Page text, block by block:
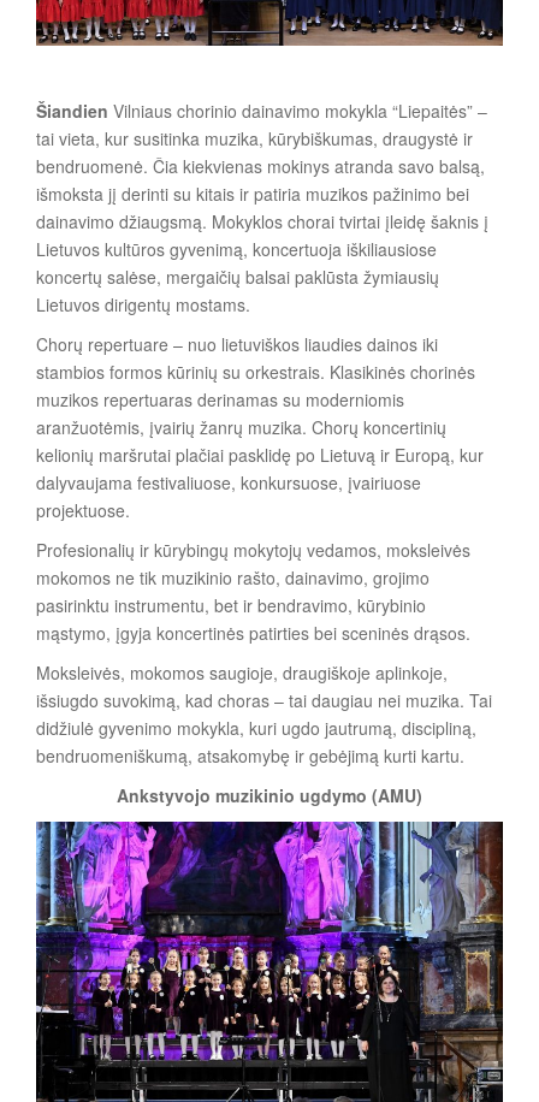
a
Šiandien Vilniaus chorinio dainavimo mokykla “Liepaitės” –
tai vieta, kur susitinka muzika, kūrybiškumas, draugystė ir
bendruomenė. Čia kiekvienas mokinys atranda savo balsą,
išmoksta jį derinti su kitais ir patiria muzikos pažinimo bei
dainavimo džiaugsmą. Mokyklos chorai tvirtai įleidę šaknis į
Lietuvos kultūros gyvenimą, koncertuoja iškiliausiose
koncertų salėse, mergaičių balsai paklūsta žymiausių
Lietuvos dirigentų mostams.
Chorų repertuare – nuo lietuviškos liaudies dainos iki
stambios formos kūrinių su orkestrais. Klasikinės chorinės
muzikos repertuaras derinamas su moderniomis
aranžuotėmis, įvairių žanrų muzika. Chorų koncertinių
kelionių maršrutai plačiai pasklidę po Lietuvą ir Europą, kur
dalyvaujama festivaliuose, konkursuose, įvairiuose
projektuose.
Profesionalių ir kūrybingų mokytojų vedamos, moksleivės
mokomos ne tik muzikinio rašto, dainavimo, grojimo
pasirinktu instrumentu, bet ir bendravimo, kūrybinio
mąstymo, įgyja koncertinės patirties bei sceninės drąsos.
Moksleivės, mokomos saugioje, draugiškoje aplinkoje,
išsiugdo suvokimą, kad choras – tai daugiau nei muzika. Tai
didžiulė gyvenimo mokykla, kuri ugdo jautrumą, discipliną,
bendruomeniškumą, atsakomybę ir gebėjimą kurti kartu.
Ankstyvojo muzikinio ugdymo (AMU)